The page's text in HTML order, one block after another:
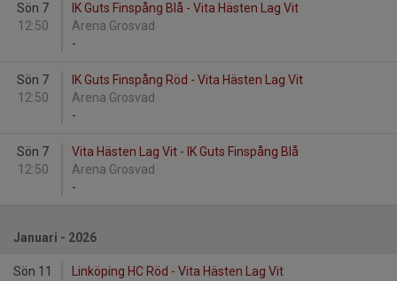
Sön 7
12:50
IK Guts Finspång Blå - Vita Hästen Lag Vit
Arena Grosvad
-
Sön 7
12:50
IK Guts Finspång Röd - Vita Hästen Lag Vit
Arena Grosvad
-
Sön 7
12:50
Vita Hästen Lag Vit - IK Guts Finspång Blå
Arena Grosvad
-
Januari - 2026
Sön 11
Linköping HC Röd - Vita Hästen Lag Vit